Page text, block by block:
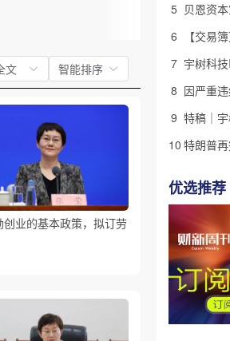
文 智能排序
业的基本政策，拟订劳
5
6
7
8
9
10
优选推荐